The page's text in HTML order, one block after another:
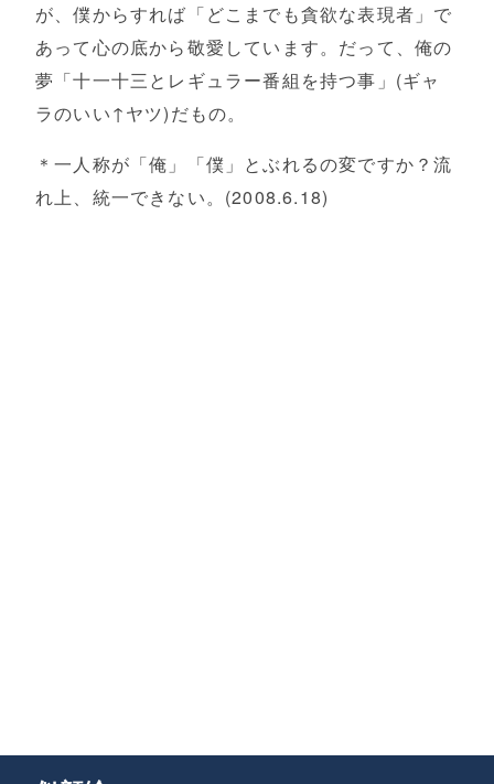
が、僕からすれば「どこまでも貪欲な表現者」で
あって心の底から敬愛しています。だって、俺の
夢「十一十三とレギュラー番組を持つ事」(ギャ
ラのいい↑ヤツ)だもの。
＊一人称が「俺」「僕」とぶれるの変ですか？流
れ上、統一できない。(2008.6.18)